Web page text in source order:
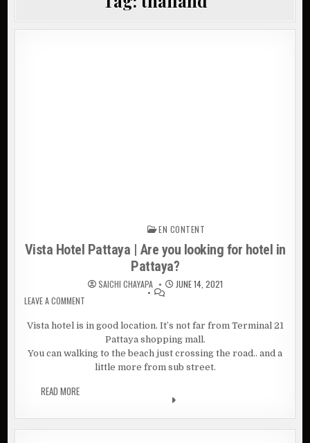
EN CONTENT
Vista Hotel Pattaya | Are you looking for hotel in
Pattaya?
SAICHI CHAYAPA
JUNE 14, 2021
LEAVE A COMMENTON VISTA HOTEL PATTAYA | ARE YOU LOOKING FOR HOTEL IN
Vista hotel is in good location. It’s not far from Terminal 21
Pattaya shopping mall.
You can walking to the beach just crossing the road.. and a
little more from sub street.
READ MOREVISTA HOTEL PATTAYA | ARE YOU LOOKING FOR HOTEL IN